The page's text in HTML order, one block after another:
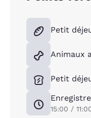
Petit
Animaux
Petit
15:00 /